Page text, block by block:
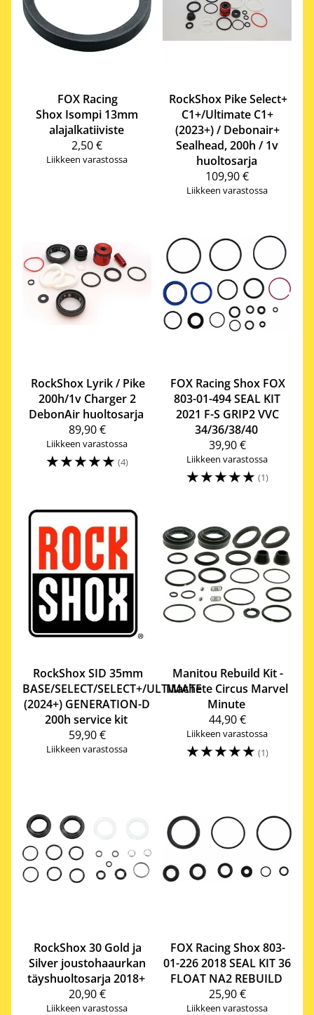
FOX Racing
Shox Isompi 13mm
alajalkatiiviste
2,50 €
Liikkeen varastossa
RockShox Pike Select+
C1+/Ultimate C1+
(2023+) / Debonair+
Sealhead, 200h / 1v
huoltosarja
109,90 €
Liikkeen varastossa
RockShox Lyrik / Pike
200h/1v Charger 2
DebonAir huoltosarja
89,90 €
Liikkeen varastossa
☆☆☆☆☆ (4)
FOX Racing Shox FOX
803-01-494 SEAL KIT
2021 F-S GRIP2 VVC
34/36/38/40
39,90 €
Liikkeen varastossa
☆☆☆☆☆ (1)
RockShox SID 35mm
BASE/SELECT/SELECT+/ULTIMATE
(2024+) GENERATION-D
200h service kit
59,90 €
Liikkeen varastossa
Manitou Rebuild Kit -
Machete Circus Marvel
Minute
44,90 €
Liikkeen varastossa
☆☆☆☆☆ (1)
RockShox30 Gold ja
Silver joustohaaurkan
täyshuoltosarja 2018+
20,90 €
Liikkeen varastossa
FOX Racing Shox803-
01-226 2018 SEAL KIT 36
FLOAT NA2 REBUILD
25,90 €
Liikkeen varastossa